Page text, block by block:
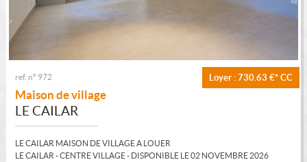
Loyer : 730.63 €* CC
ref. n° 972
Maison de village
LE CAILAR
LE CAILAR MAISON DE VILLAGE A LOUER
LE CAILAR - CENTRE VILLAGE - DISPONIBLE LE 02 NOVEMBRE 2026